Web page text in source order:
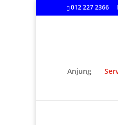
012 227 2366
Anjung